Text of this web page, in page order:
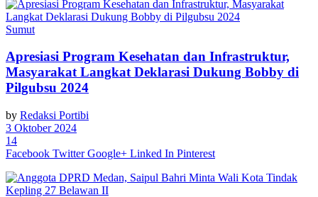
Sumut
Apresiasi Program Kesehatan dan Infrastruktur,
Masyarakat Langkat Deklarasi Dukung Bobby di
Pilgubsu 2024
by Redaksi Portibi
3 Oktober 2024
14
Facebook Twitter Google+ Linked In Pinterest